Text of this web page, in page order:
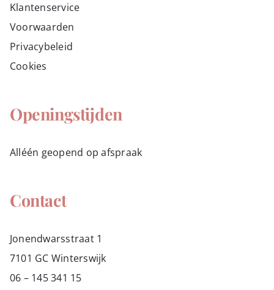
Klantenservice
Voorwaarden
Privacybeleid
Cookies
Openingstijden
Alléén geopend op afspraak
Contact
Jonendwarsstraat 1
7101 GC Winterswijk
06 – 145 341 15